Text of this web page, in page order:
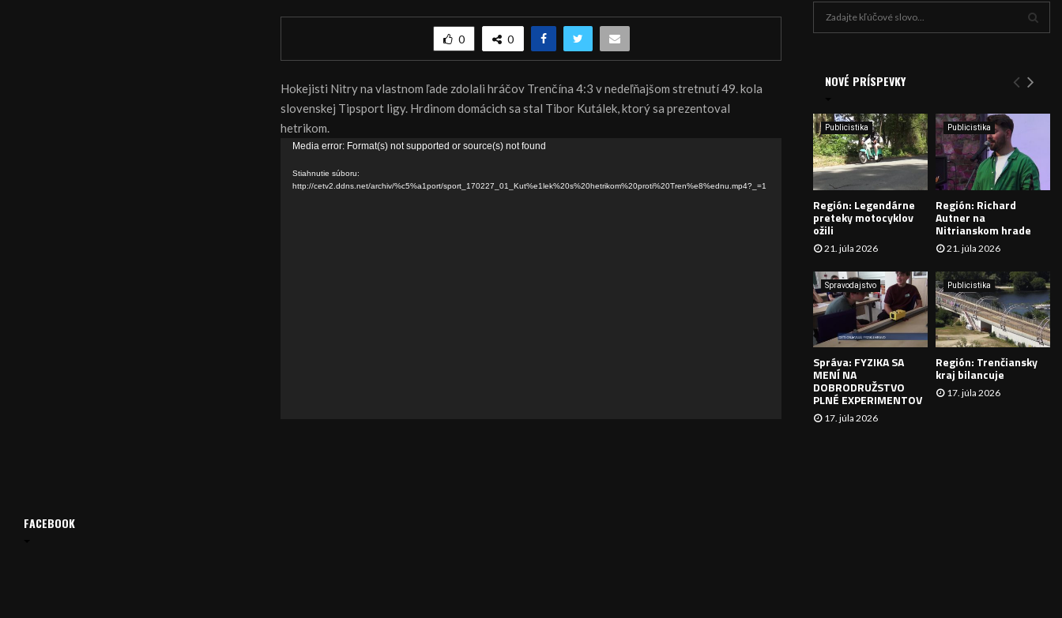
0 0
Hokejisti Nitry na vlastnom ľade zdolali hráčov Trenčína 4:3 v nedeľňajšom stretnutí 49. kola
slovenskej Tipsport ligy. Hrdinom domácich sa stal Tibor Kutálek, ktorý sa prezentoval
hetrikom.
Media error: Format(s) not supported or source(s) not found
Stiahnutie súboru:
http://cetv2.ddns.net/archiv/%c5%a1port/sport_170227_01_Kut%e1lek%20s%20hetrikom%20proti%20Tren%e8%ednu.mp4?_=1
FACEBOOK
e
:
Y
H
A
Á
V
A
N
I
NOVÉ PRÍSPEVKY
Publicistika
Región: Legendárne
preteky motocyklov
ožili
21. júla 2026
Publicistika
Región: Richard
Autner na
Nitrianskom hrade
21. júla 2026
Spravodajstvo
Správa: FYZIKA SA
MENÍ NA
DOBRODRUŽSTVO
PLNÉ EXPERIMENTOV
17. júla 2026
Publicistika
Región: Trenčiansky
kraj bilancuje
17. júla 2026